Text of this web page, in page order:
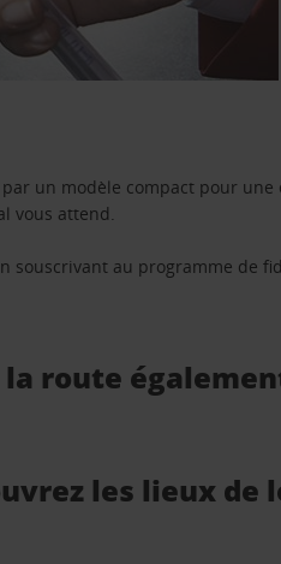
un modèle compact pour
vous attend.
souscrivant au programme de
route
les lieux de